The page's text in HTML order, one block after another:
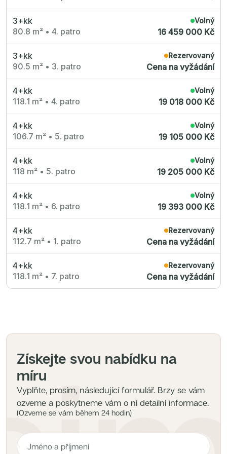
3+kk
80.8 m² • 4. patro
Volný
16 459 000 Kč
3+kk
90.5 m² • 3. patro
Rezervovaný
Cena na vyžádání
4+kk
118.1 m² • 4. patro
Volný
19 018 000 Kč
4+kk
106.7 m² • 5. patro
Volný
19 105 000 Kč
4+kk
118 m² • 5. patro
Volný
19 205 000 Kč
4+kk
118.1 m² • 6. patro
Volný
19 393 000 Kč
4+kk
112.7 m² • 1. patro
Rezervovaný
Cena na vyžádání
4+kk
118.1 m² • 7. patro
Rezervovaný
Cena na vyžádání
Získejte svou nabídku na
míru
Vyplňte, prosím, následující formulář. Brzy se vám
ozveme a poskytneme vám o ní detailní informace.
(Ozveme se vám během 24 hodin)
Nové byty 1+kk Plzeňský kraj
Developerské projekty
Rezidence Grafická
Lihovar Smíchov Jih
Jateční 35
Na Spojce 2
JITRO
Zenklova 81
Nová Písnice
Rezidence v Údolí
Semerínka
Hagibor Kappa
Aldrov Resort
Villa Chuchle
Nový byt 3+kk - VARTA
Žít Braník
RANTA Barrandov IV
Slavíkova 6
Radimský Mlýn
Polská 52
PORTTI Kladno II
Lihovar Smíchov Sever
Idylka Lochkov